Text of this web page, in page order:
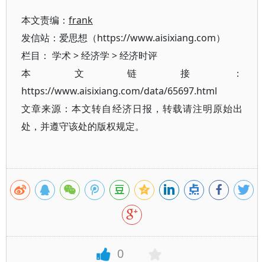
本文责编： frank
发信站：爱思想（https://www.aisixiang.com）
栏目： 学术>经济学 >经济时评
本文链接：
https://www.aisixiang.com/data/65697.html
文章来源：本文转自经济日报，转载请注明原始出
处，并遵守该处的版权规定。
0